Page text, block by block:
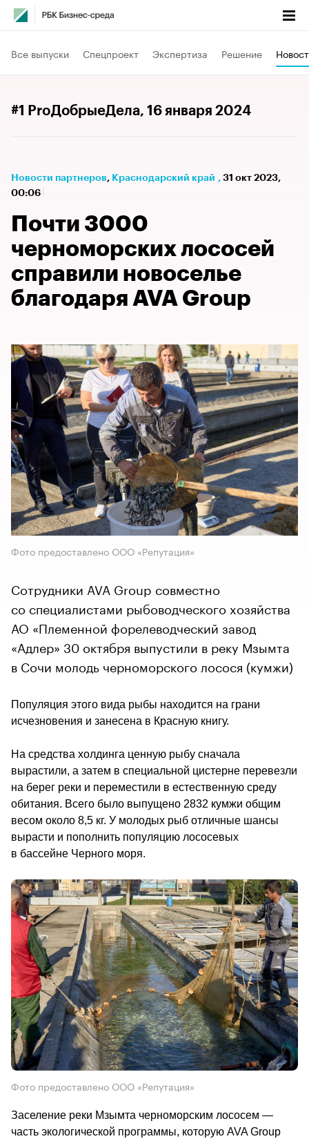
Все выпуски Спецпроект Экспертиза Решение
#1 ProДобрыеДела, 16 января 2024
Новости партнеров⁠, Краснодарский край , 31 окт 2023,
00:06
Почти 3000
черноморских лососей
справили новоселье
благодаря AVA Group
Фото предоставлено ООО «Репутация»
Сотрудники AVA Group совместно
со специалистами рыбоводческого хозяйства
АО «Племенной форелеводческий завод
«Адлер» 30 октября выпустили в реку Мзымта
в Сочи молодь черноморского лосося (кумжи)
Популяция этого вида рыбы находится на грани
исчезновения и занесена в Красную книгу.
На средства холдинга ценную рыбу сначала
вырастили, а затем в специальной цистерне перевезли
на берег реки и переместили в естественную среду
обитания. Всего было выпущено 2832 кумжи общим
весом около 8,5 кг. У молодых рыб отличные шансы
вырасти и пополнить популяцию лососевых
в бассейне Черного моря.
Фото предоставлено ООО «Репутация»
Заселение реки Мзымта черноморским лососем —
часть экологической программы, которую AVA Group